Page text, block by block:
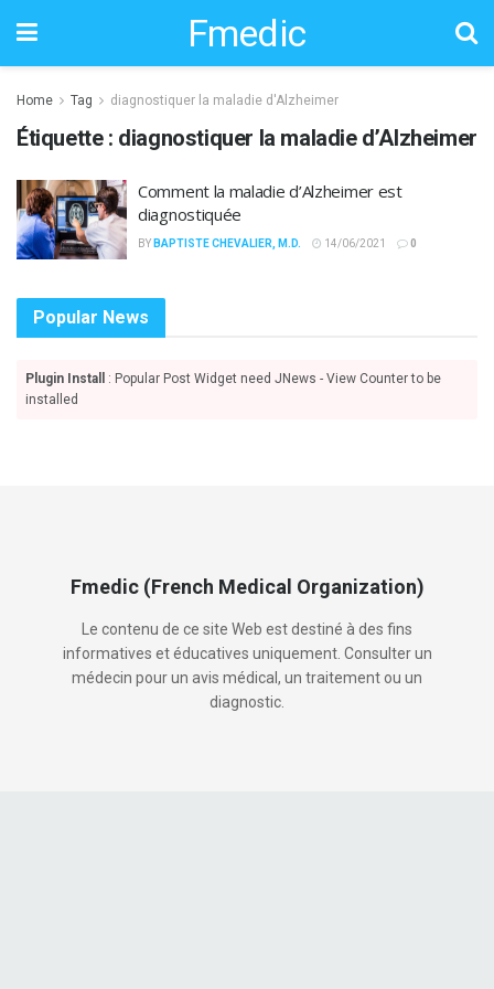
Fmedic
Home Tag diagnostiquer la maladie d'Alzheimer
Étiquette : diagnostiquer la maladie d’Alzheimer
Comment la maladie d’Alzheimer est
diagnostiquée
BY BAPTISTE CHEVALIER, M.D. 14/06/2021 0
Popular News
Plugin Install
: Popular Post Widget need JNews - View Counter to be
installed
Fmedic (French Medical Organization)
Le contenu de ce site Web est destiné à des fins
informatives et éducatives uniquement. Consulter un
médecin pour un avis médical, un traitement ou un
diagnostic.